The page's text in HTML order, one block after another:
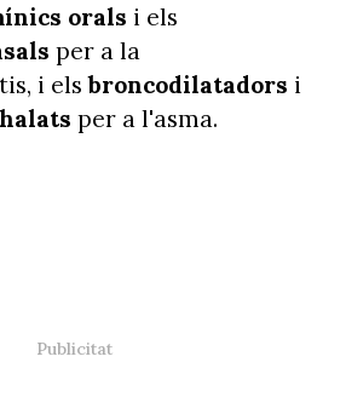
orals i els
per a la
i elsbroncodilatadors i
per a l'asma.